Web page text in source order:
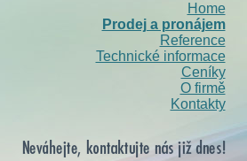
Home
Prodej a pronájem
Reference
Technické informace
Ceníky
O firmě
Kontakty